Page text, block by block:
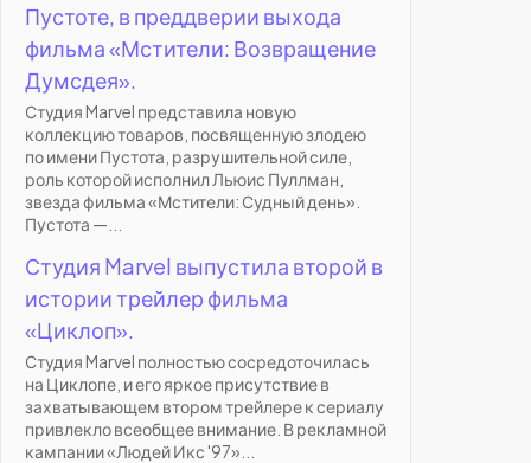
Пустоте, в преддверии выхода
фильма «Мстители: Возвращение
Думсдея».
Студия Marvel представила новую
коллекцию товаров, посвященную злодею
по имени Пустота, разрушительной силе,
роль которой исполнил Льюис Пуллман,
звезда фильма «Мстители: Судный день».
Пустота —...
Студия Marvel выпустила второй в
истории трейлер фильма
«Циклоп».
Студия Marvel полностью сосредоточилась
на Циклопе, и его яркое присутствие в
захватывающем втором трейлере к сериалу
привлекло всеобщее внимание. В рекламной
кампании «Людей Икс '97»...